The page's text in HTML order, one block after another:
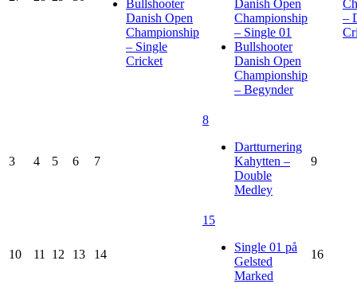
Bullshooter
Danish Open
Championship
– Single
Cricket
Danish Open
Championship
– Single 01
Bullshooter
Danish Open
Championship
– Begynder
–
3 4 5 6 7
8
Dartturnering
Kahytten –
Double
Medley
9
10 11 12 13 14
15
Single 01 på
Gelsted
Marked
16